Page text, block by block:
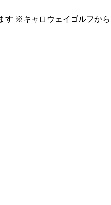
※キャロウェイゴルフか